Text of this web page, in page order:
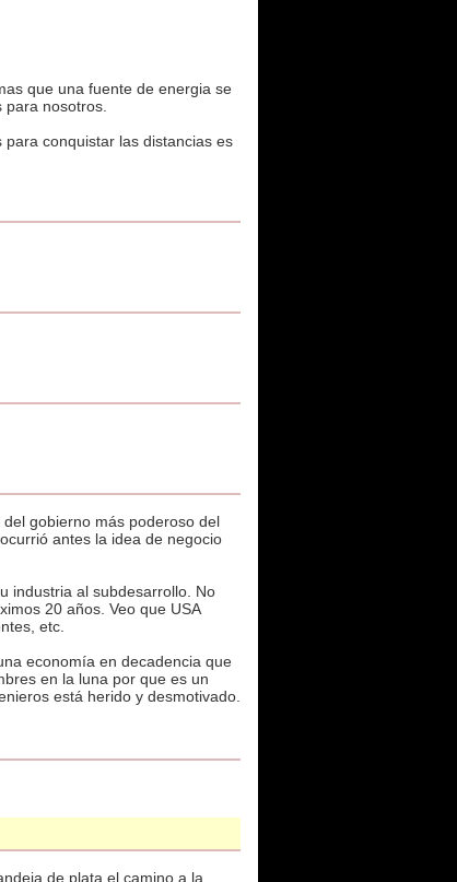
que una fuente de energia se
nosotros.
conquistar las distancias es
gobierno más poderoso del
antes la idea de negocio
industria al subdesarrollo. No
20 años. Veo que USA
etc.
economía en decadencia que
en la luna por que es un
está herido y desmotivado.
de plata el camino a la